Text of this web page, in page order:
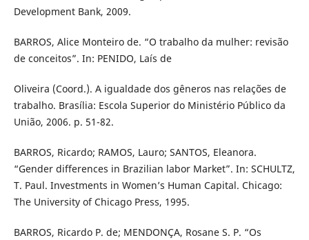
Development Bank, 2009.
BARROS, Alice Monteiro de. “O trabalho da mulher: revisão
de conceitos”. In: PENIDO, Laís de
Oliveira (Coord.). A igualdade dos gêneros nas relações de
trabalho. Brasília: Escola Superior do Ministério Público da
União, 2006. p. 51-82.
BARROS, Ricardo; RAMOS, Lauro; SANTOS, Eleanora.
“Gender differences in Brazilian labor Market”. In: SCHULTZ,
T. Paul. Investments in Women’s Human Capital. Chicago:
The University of Chicago Press, 1995.
BARROS, Ricardo P. de; MENDONÇA, Rosane S. P. “Os